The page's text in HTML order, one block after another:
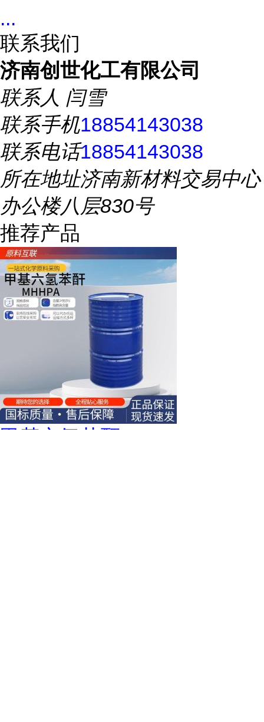
...
联系我们
济南创世化工有限公司
联系人 闫雪
联系手机18854143038
联系电话18854143038
所在地址济南新材料交易中心
办公楼八层830号
推荐产品
甲基六氢苯酐 MHHPA 25550-